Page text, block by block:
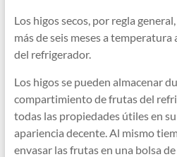
Los higos secos, por regla
más de seis meses a
del refrigerador.
Los higos se pueden almacenar
compartimiento de frutas del
todas las propiedades útiles en
apariencia decente. Al mismo
envasar las frutas en una bolsa